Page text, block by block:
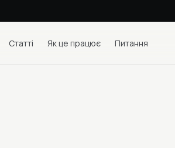
Статті Як це працює Питання